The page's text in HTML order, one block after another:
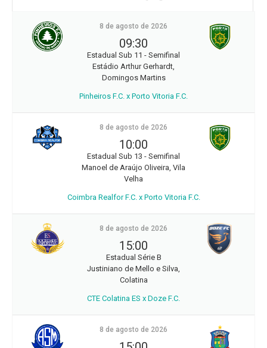
8 de agosto de 2026
09:30
Estadual Sub 11 - Semifinal
Estádio Arthur Gerhardt,
Domingos Martins
Pinheiros F.C. x Porto Vitoria F.C.
8 de agosto de 2026
10:00
Estadual Sub 13 - Semifinal
Manoel de Araújo Oliveira, Vila
Velha
Coimbra Realfor F.C. x Porto Vitoria F.C.
8 de agosto de 2026
15:00
Estadual Série B
Justiniano de Mello e Silva,
Colatina
CTE Colatina ES x Doze F.C.
8 de agosto de 2026